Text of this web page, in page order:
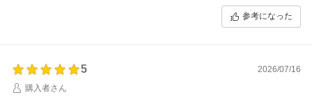
参考になった
5
2026/07/16
購入者さん